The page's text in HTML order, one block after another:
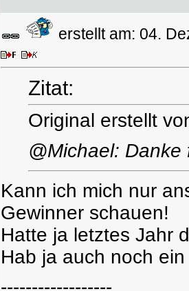
erstellt am: 04.
Zitat:
Original erstellt
@Michael:
Kann ich mich nur
Gewinner schauen!
Hatte ja letztes Jahr
Hab ja auch noch